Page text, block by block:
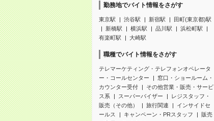
勤務地でバイト情報をさがす
東京駅 渋谷駅 新宿駅
田町(東京都)駅
新橋駅
横浜駅 品川駅
浜松町駅
有楽町駅
大崎駅
職種でバイト情報をさがす
テレマーケティング・テレフォンオペレータ
ー・コールセンター
窓口・ショールーム・
カウンター受付
その他営業・販売・サービ
ス系
スーパーバイザー
レジスタッフ・
販売（その他）
旅行関連
インサイドセ
ールス
キャンペーン・PRスタッフ
販売